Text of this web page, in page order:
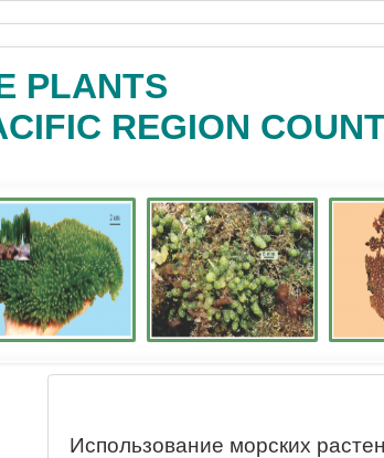
PLANTS
REGION
Использование морских